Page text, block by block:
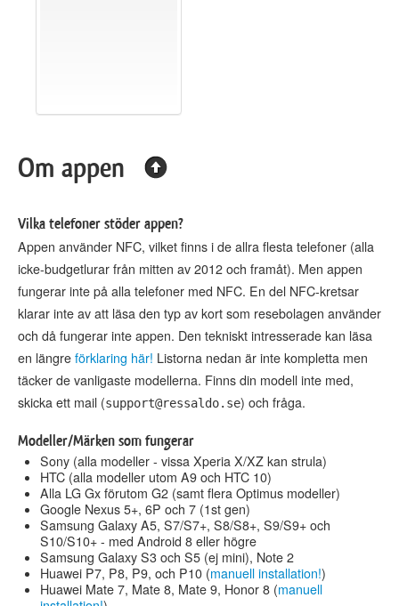
Om appen
Vilka telefoner stöder appen?
Appen använder NFC, vilket finns i de allra flesta telefoner (alla
icke-budgetlurar från mitten av 2012 och framåt). Men appen
fungerar inte på alla telefoner med NFC. En del NFC-kretsar
klarar inte av att läsa den typ av kort som resebolagen använder
och då fungerar inte appen. Den tekniskt intresserade kan läsa
en längre förklaring här! Listorna nedan är inte kompletta men
täcker de vanligaste modellerna. Finns din modell inte med,
skicka ett mail (support@ressaldo.se) och fråga.
Modeller/Märken som fungerar
Sony (alla modeller - vissa Xperia X/XZ kan strula)
HTC (alla modeller utom A9 och HTC 10)
Alla LG Gx förutom G2 (samt flera Optimus modeller)
Google Nexus 5+, 6P och 7 (1st gen)
Samsung Galaxy A5, S7/S7+, S8/S8+, S9/S9+ och
S10/S10+ - med Android 8 eller högre
Samsung Galaxy S3 och S5 (ej mini), Note 2
Huawei P7, P8, P9, och P10 (manuell installation!)
Huawei Mate 7, Mate 8, Mate 9, Honor 8 (manuell